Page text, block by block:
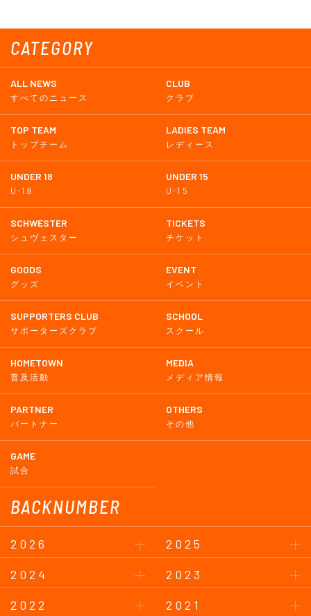
CATEGORY
ALL NEWS
すべてのニュース
CLUB
クラブ
TOP TEAM
トップチーム
LADIES TEAM
レディース
UNDER 18
U-18
UNDER 15
U-15
SCHWESTER
シュヴェスター
TICKETS
チケット
GOODS
グッズ
EVENT
イベント
SUPPORTERS CLUB
サポーターズクラブ
SCHOOL
スクール
HOMETOWN
普及活動
MEDIA
メディア情報
PARTNER
パートナー
OTHERS
その他
GAME
試合
BACKNUMBER
2026
2025
2024
2023
2022
2021